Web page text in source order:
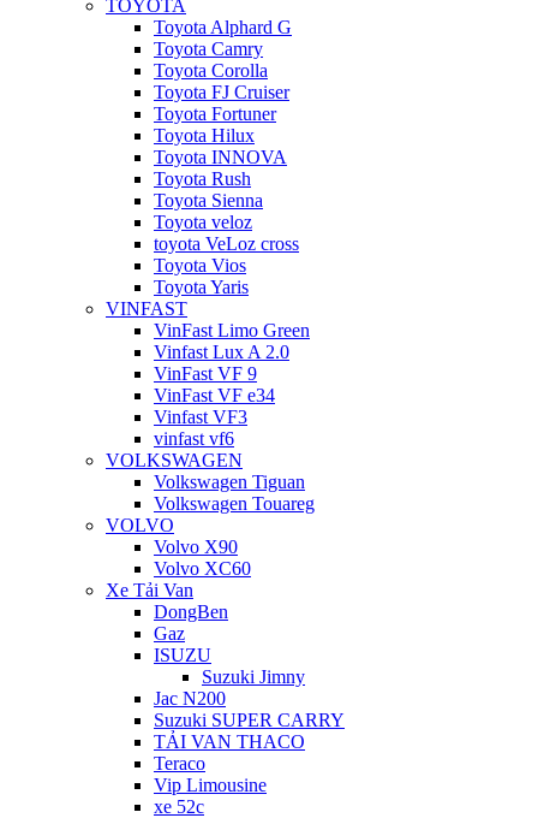
TOYOTA
Toyota Alphard G
Toyota Camry
Toyota Corolla
Toyota FJ Cruiser
Toyota Fortuner
Toyota Hilux
Toyota INNOVA
Toyota Rush
Toyota Sienna
Toyota veloz
toyota VeLoz cross
Toyota Vios
Toyota Yaris
VINFAST
VinFast Limo Green
Vinfast Lux A 2.0
VinFast VF 9
VinFast VF e34
Vinfast VF3
vinfast vf6
VOLKSWAGEN
Volkswagen Tiguan
Volkswagen Touareg
VOLVO
Volvo X90
Volvo XC60
Xe Tải Van
DongBen
Gaz
ISUZU
Suzuki Jimny
Jac N200
Suzuki SUPER CARRY
TẢI VAN THACO
Teraco
Vip Limousine
xe 52c